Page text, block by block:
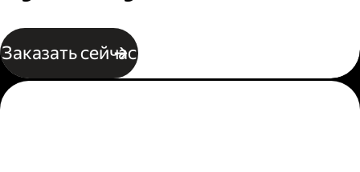
Заказать сейчас